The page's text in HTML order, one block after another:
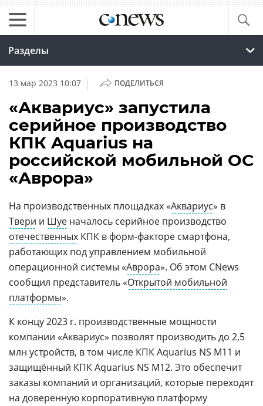
Разделы
13 мар 2023 10:07 | ПОДЕЛИТЬСЯ
«Аквариус» запустила
серийное производство
КПК Aquarius на
российской мобильной ОС
«Аврора»
На производственных площадках «Аквариус» в
Твери и Шуе началось серийное производство
отечественных КПК в форм-факторе смартфона,
работающих под управлением мобильной
операционной системы «Аврора». Об этом CNews
сообщил представитель «Открытой мобильной
платформы».
К концу 2023 г. производственные мощности
компании «Аквариус» позволят производить до 2,5
млн устройств, в том числе КПК Aquarius NS M11 и
защищённый КПК Aquarius NS M12. Это обеспечит
заказы компаний и организаций, которые переходят
на доверенную корпоративную платформу